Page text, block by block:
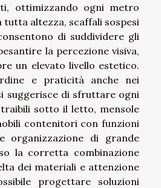
ottimizzando ogni metro
tutta altezza, scaffali sospesi
di suddividere gli
la percezione visiva,
un elevato livello estetico.
e praticità anche nei
suggerisce di sfruttare ogni
sotto il letto, mensole
contenitori con funzioni
organizzazione di grande
la corretta combinazione
dei materiali e attenzione
progettare soluzioni